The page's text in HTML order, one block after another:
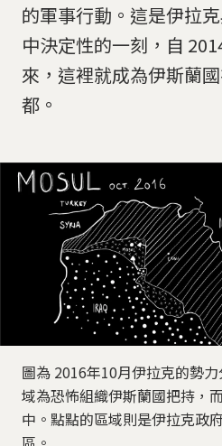
的軍事行動。這是伊拉
中決定性的一刻，自
來，這裡就成為伊斯蘭
都。
圖為 2016年10月伊拉克的勢
域為恐怖組織伊斯蘭國把持，
中。點點的區域則是伊拉克政